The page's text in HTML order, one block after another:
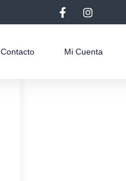
Contacto Mi Cuenta